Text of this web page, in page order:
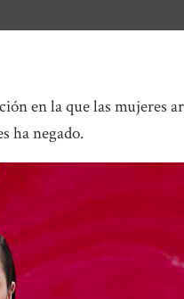
en la que las mujeres
ha negado.